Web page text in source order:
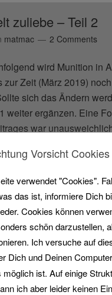
zuliebe – Teil 2
matmac 2 Comments
wird Munition in
zur Zeit (März 2019)
sich das Ändern
weiter ergänzen. Eine
war
treiben ihre Entwicklung
blog Markiert mit: Bornaghi
,Dornsberg, Eley,Eley
,Hull, Kunststoff,Lambro,
Arm,NSI,Pegoraro Sport Srl
Schrotbecher,Umweltschutz,
Vorsicht Cookies
verwendet "Cookies".
das ist, informiere Dich
Cookies können
schön darzustellen,
Ich versuche auf
Dich und Deinen
ist. Auf einige
ich aber leider keinen